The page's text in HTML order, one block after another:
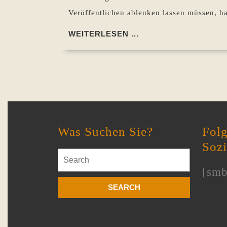
Veröffentlichen ablenken lassen müssen,
WEITERLESEN ...
Was Suchen Sie?
for: